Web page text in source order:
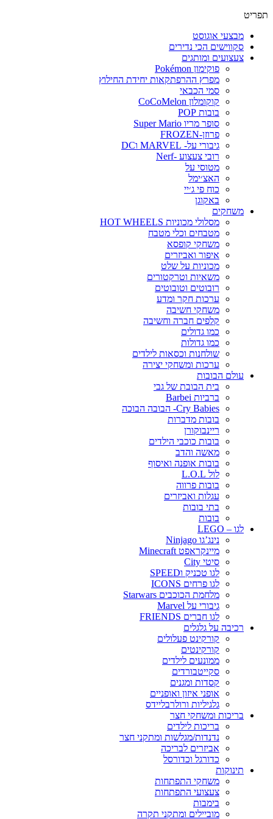
תפריט
מבצעי אוגוסט
סקווישים הכי נדירים
צעצועים ומותגים
פוקימון Pokémon
מפרץ ההרפתקאות יחידת החילוץ
סמי הכבאי
קוקומלון CoCoMelon
בובות POP
סופר מריו Super Mario
פרוזן-FROZEN
גיבורי על- MARVEL וDC
רובי צעצוע -Nerf
מטוסי על
האצ׳ימל
כוח פי ג׳יי
באקוגן
משחקים
מסלולי מכוניות HOT WHEELS
מטבחים וכלי מטבח
משחקי קופסא
איפור ואביזרים
מכוניות על שלט
משאיות וטרקטורים
רובוטים וטובוטים
ערכות חקר ומדע
משחקי חשיבה
קלפים חברה וחשיבה
כמו גדולים
כמו גדולות
שולחנות וכסאות לילדים
ערכות ומשחקי יצירה
עולם הבובות
בית הבובת של גבי
ברביות Barbei
Cry Babies- הבובה הבוכה
בובות מדברות
ריינבוקורן
בובות כוכבי הילדים
מאשה והדב
בובות אופנה ואיסוף
לול L.O.L
בובות פרווה
עגלות ואביזרים
בתי בובות
בובות
לגו – LEGO
נינג’גו Ninjago
מיינקראפט Minecraft
סיטי City
לגו טכניק וSPEED
לגו פרחים ICONS
מלחמת הכוכבים Starwars
גיבורי על Marvel
לגו חברים FRIENDS
רכיבה על גלגלים
קורקינט פעלולים
קורקינטים
ממונעים לילדים
סקייטבורדים
קסדות ומגנים
אופני איזון ואופניים
גלגיליות ורולרבליידס
בריכות ומשחקי חצר
בריכות לילדים
נדנדות/מגלשות ומתקני חצר
אביזרים לבריכה
כדורגל וכדורסל
תינוקות
משחקי התפתחות
צעצועי התפתחות
בימבות
מוביילים ומתקני תקרה